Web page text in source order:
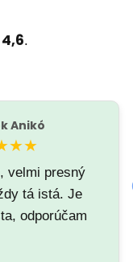
4,6.
Anikó
velmi presný
tá istá. Je
odporúčam